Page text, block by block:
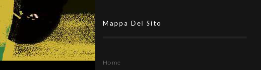
Mappa Del Sito
Home